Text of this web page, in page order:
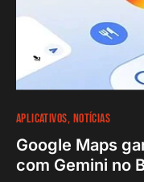
APLICATIVOS NOTÍCIAS
Google Maps
com Gemini no